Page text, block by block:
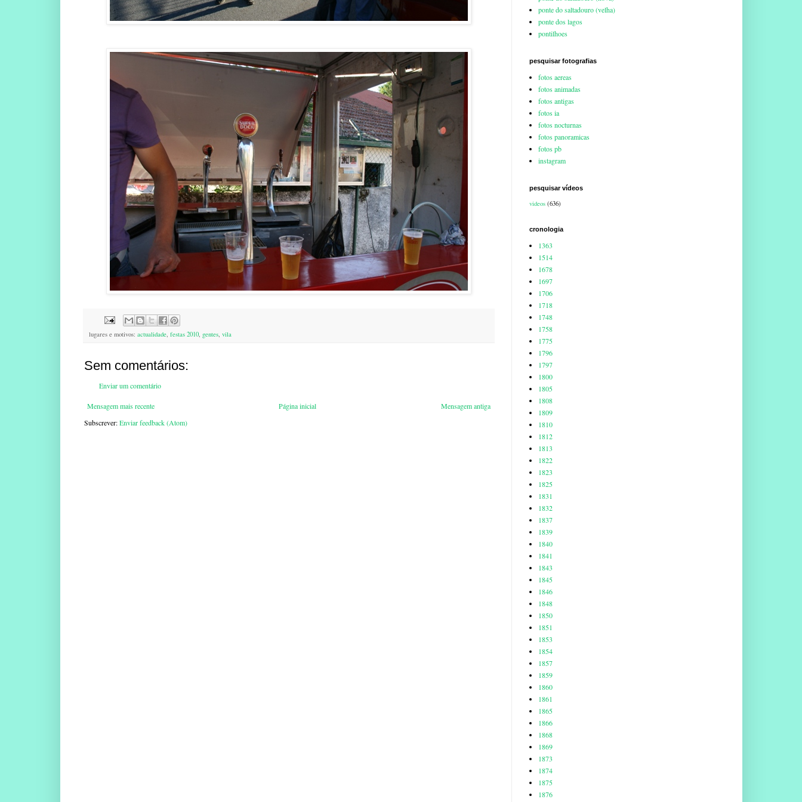
lugares e motivos: actualidade, festas 2010, gentes, vila
Sem comentários:
Enviar um comentário
Mensagem mais recente Mensagem antiga
Página inicial
Subscrever:Enviar feedback (Atom)
ponte do saltadouro (velha)
ponte dos lagos
pontilhoes
pesquisar fotografias
fotos aereas
fotos animadas
fotos antigas
fotos ia
fotos nocturnas
fotos panoramicas
fotos pb
instagram
pesquisar vídeos
videos (636)
cronologia
1363
1514
1678
1697
1706
1718
1748
1758
1775
1796
1797
1800
1805
1808
1809
1810
1812
1813
1822
1823
1825
1831
1832
1837
1839
1840
1841
1843
1845
1846
1848
1850
1851
1853
1854
1857
1859
1860
1861
1865
1866
1868
1869
1873
1874
1875
1876